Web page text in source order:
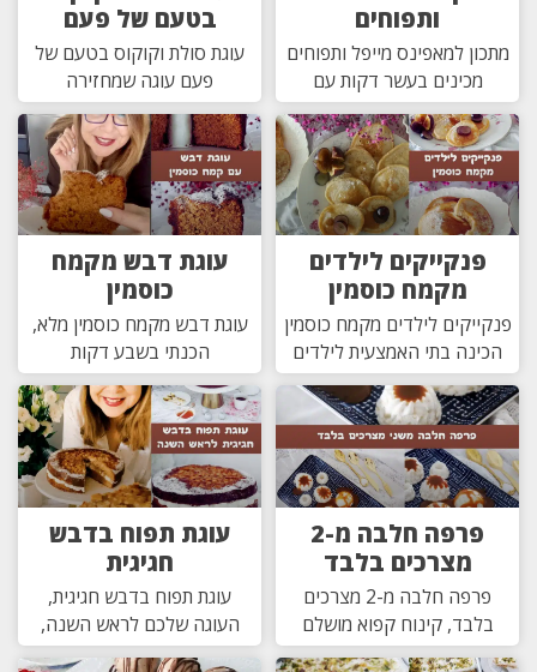
ותפוחים
מתכון למאפינס מייפל ותפוחים
מכינים בעשר דקות עם
בטעם של פעם
עוגת סולת וקוקוס בטעם של
פעם עוגה שמחזירה
פנקייקים לילדים
מקמח כוסמין
פנקייקים לילדים מקמח כוסמין
הכינה בתי האמצעית לילדים
עוגת דבש מקמח
כוסמין
עוגת דבש מקמח כוסמין מלא,
הכנתי בשבע דקות
פרפה חלבה מ-2
מצרכים בלבד
פרפה חלבה מ-2 מצרכים
בלבד, קינוח קפוא מושלם
עוגת תפוח בדבש
חגיגית
עוגת תפוח בדבש חגיגית,
העוגה שלכם לראש השנה,